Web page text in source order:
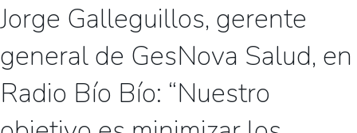
Jorge Galleguillos, gerente
general de GesNova Salud, en
Radio Bío Bío: “Nuestro